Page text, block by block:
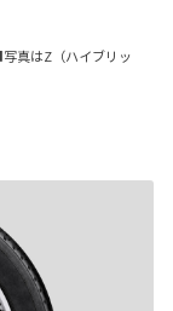
真はZ（ハイブリッ